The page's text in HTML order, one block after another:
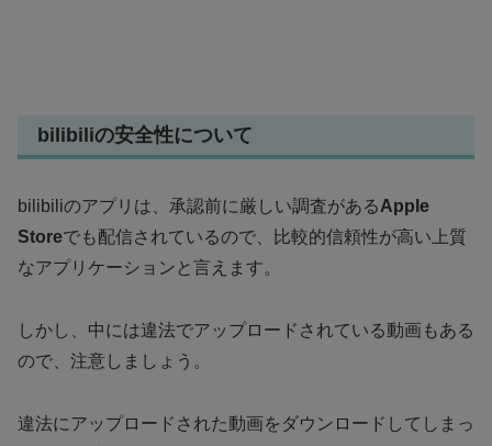
bilibiliの安全性について
bilibiliのアプリは、承認前に厳しい調査があるApple
Storeでも配信されているので、比較的信頼性が高い上質
なアプリケーションと言えます。
しかし、中には違法でアップロードされている動画もある
ので、注意しましょう。
違法にアップロードされた動画をダウンロードしてしまっ